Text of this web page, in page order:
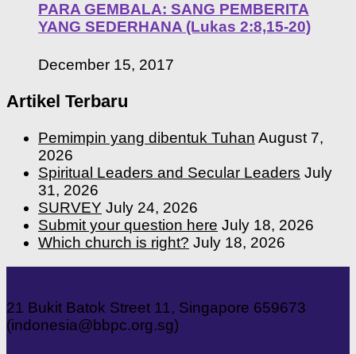
PARA GEMBALA: SANG PEMBERITA
YANG SEDERHANA (Lukas 2:8,15-20)
December 15, 2017
Artikel Terbaru
Pemimpin yang dibentuk Tuhan August 7,
2026
Spiritual Leaders and Secular Leaders July
31, 2026
SURVEY July 24, 2026
Submit your question here July 18, 2026
Which church is right? July 18, 2026
21 Bukit Batok Street 11, Singapore 659673
(indonesia@bbpc.org.sg)